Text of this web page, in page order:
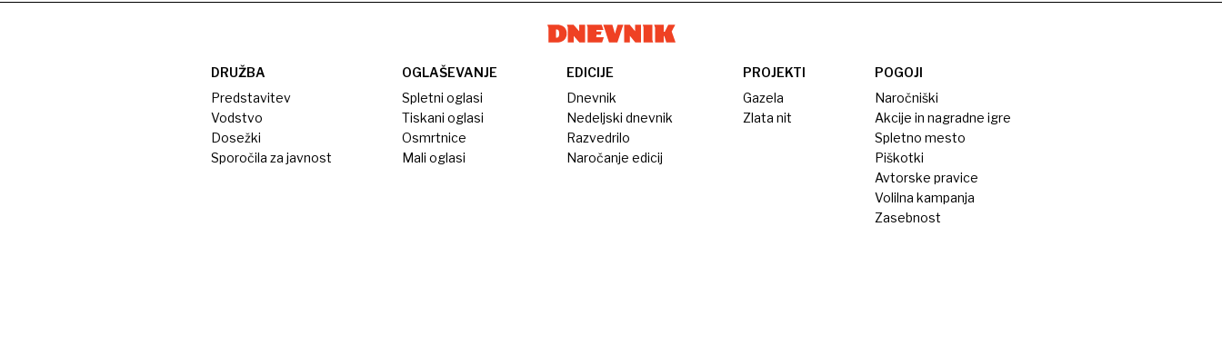
DRUŽBA
Predstavitev
Vodstvo
Dosežki
Sporočila za javnost
OGLAŠEVANJE
Spletni oglasi
Tiskani oglasi
Osmrtnice
Mali oglasi
EDICIJE
Dnevnik
Nedeljski dnevnik
Razvedrilo
Naročanje edicij
PROJEKTI
Gazela
Zlata nit
POGOJI
Naročniški
Akcije in nagradne igre
Spletno mesto
Piškotki
Avtorske pravice
Volilna kampanja
Zasebnost